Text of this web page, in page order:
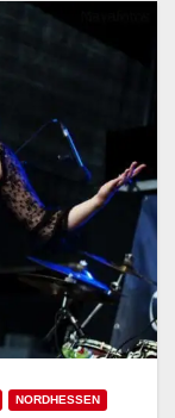
NORDHESSEN